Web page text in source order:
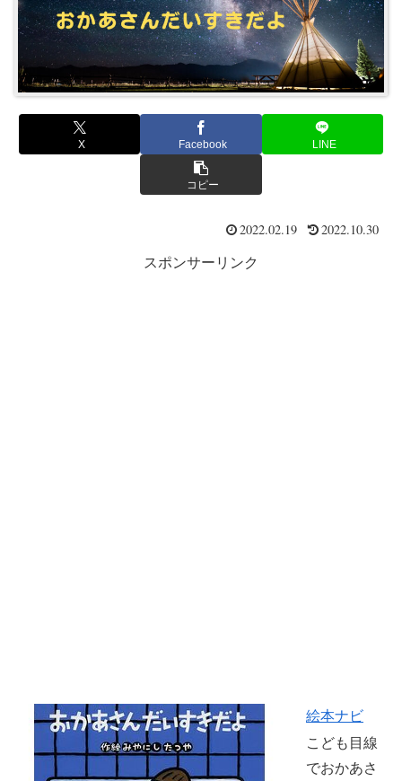
X Facebook LINE
コピー
2022.02.19 2022.10.30
スポンサーリンク
絵本ナビ
こども目線
でおかあさ